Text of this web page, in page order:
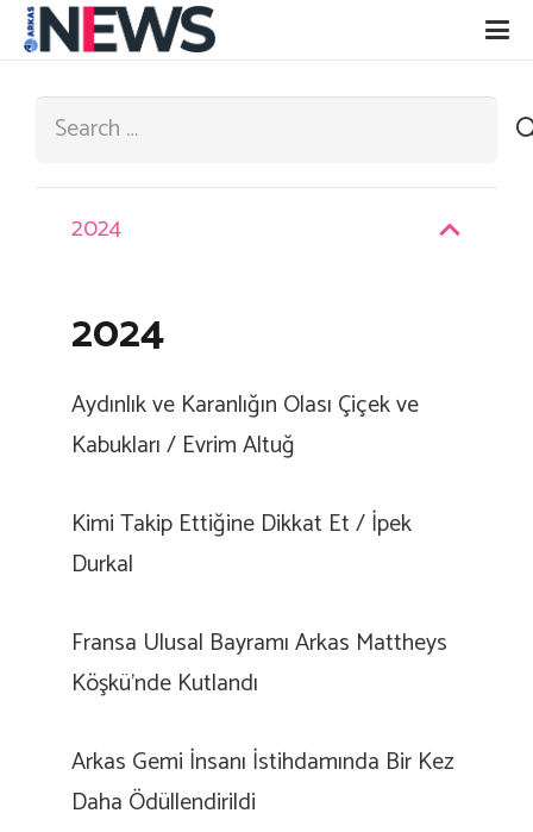
Search:
2024
2024
Aydınlık ve Karanlığın Olası Çiçek ve
Kabukları / Evrim Altuğ
Kimi Takip Ettiğine Dikkat Et / İpek
Durkal
Fransa Ulusal Bayramı Arkas Mattheys
Köşkü’nde Kutlandı
Arkas Gemi İnsanı İstihdamında Bir Kez
Daha Ödüllendirildi